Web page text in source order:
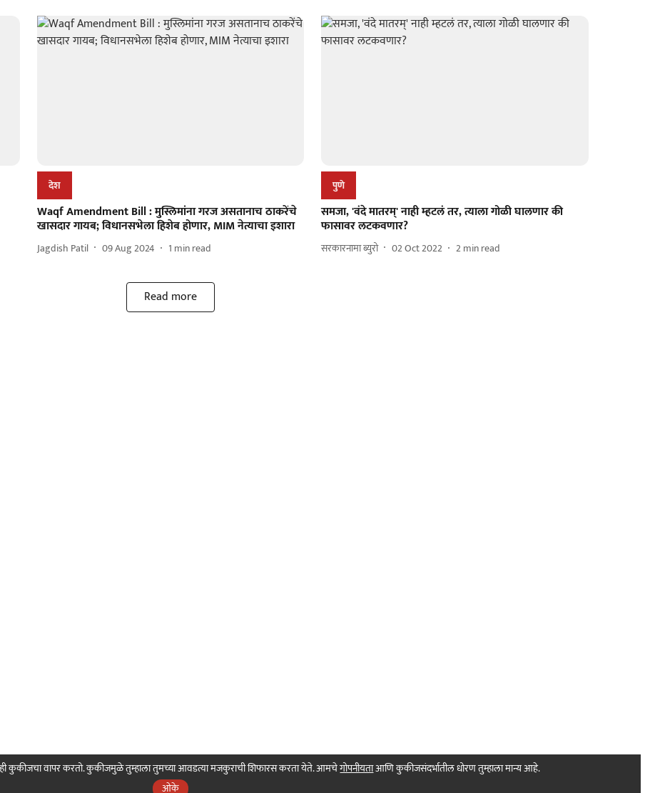
देश
Waqf Amendment Bill : मुस्लिमांना गरज असतानाच ठाकरेंचे
खासदार गायब; विधानसभेला हिशेब होणार, MIM नेत्याचा इशारा
Jagdish Patil 09 Aug 2024 1 min read
पुणे
समजा, 'वंदे मातरम्' नाही म्हटलं तर, त्याला गोळी घालणार की
फासावर लटकवणार?
सरकारनामा ब्युरो 02 Oct 2022 2min read
Read more
कुकीजचा वापर करतो. कुकीजमुळे तुम्हाला तुमच्या आवडत्या मजकुराची शिफारस करता येते. आमचेगोपनीयताआणि कुकीजसंदर्भातील धोरण तुम्हाला मान्य आहे.
ओके